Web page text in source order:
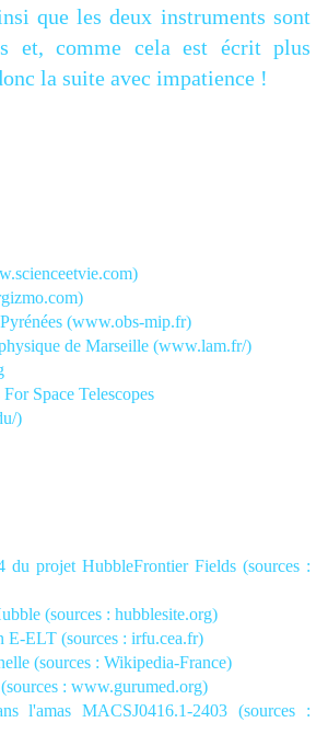
que les deux instruments sont
et, comme cela est écrit plus
la suite avec impatience !
(www.obs-mip.fr)
de Marseille (www.lam.fr/)
Space Telescopes
)
du projet HubbleFrontier Fields (sources :
(sources : hubblesite.org)
E-ELT (sources : irfu.cea.fr)
(sources : Wikipedia-France)
: www.gurumed.org)
l'amasMACSJ0416.1-2403 (sources :